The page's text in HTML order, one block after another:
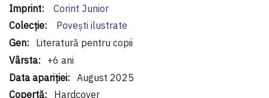
Corint Junior
Povești ilustrate
Literatură pentru copii
+6 ani
August 2025
Hardcover